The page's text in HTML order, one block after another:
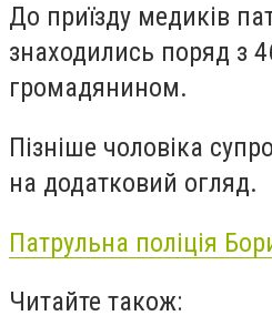
До приїзду медиків
знаходились поряд з
громадянином.
Пізніше чоловіка
на додатковий огляд.
Патрульна поліція
Читайте також: